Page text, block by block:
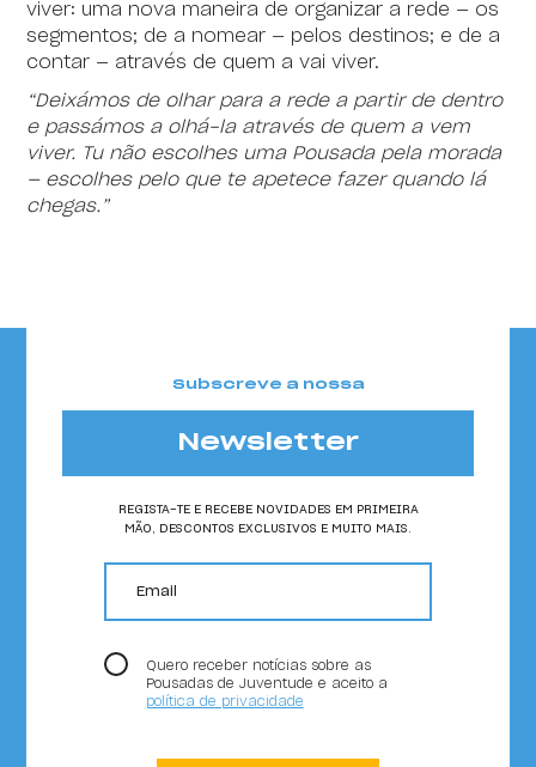
viver: uma nova maneira de organizar a rede — os
segmentos; de a nomear — pelos destinos; e de a
contar — através de quem a vai viver.
“Deixámos de olhar para a rede a partir de dentro
e passámos a olhá-la através de quem a vem
viver. Tu não escolhes uma Pousada pela morada
— escolhes pelo que te apetece fazer quando lá
chegas.”
Subscreve a nossa
Newsletter
REGISTA-TE E RECEBE NOVIDADES EM PRIMEIRA
MÃO, DESCONTOS EXCLUSIVOS E MUITO MAIS.
email
Quero receber notícias sobre as
Pousadas de Juventude e aceito a
política de privacidade